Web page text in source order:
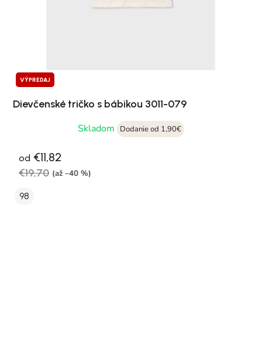
VÝPREDAJ
Dievčenské tričko s bábikou 3011-079
Skladom
Dodanie od 1,90€
od €11,82
€19,70 (až –40 %)
98